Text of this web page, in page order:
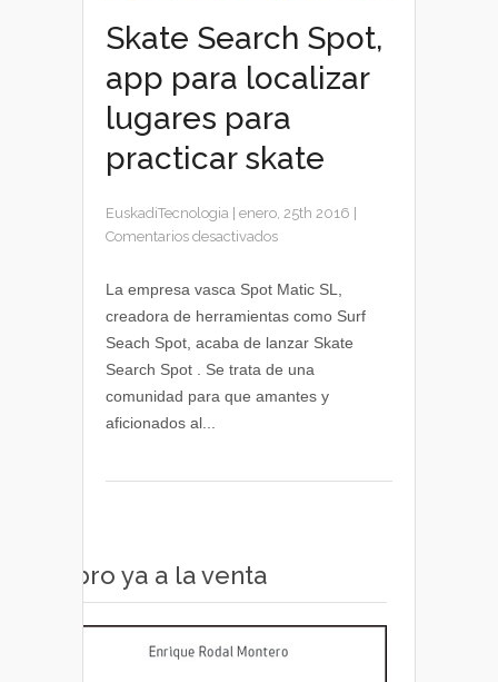
Skate Search Spot,
app para localizar
lugares para
practicar skate
EuskadiTecnologia enero, 25th 2016
Comentarios desactivadosen
Search
para
localizar
lugares
La empresa vasca Spot Matic SL,
creadora de herramientas como Surf
Seach Spot, acaba de lanzar Skate
Search Spot . Se trata de una
comunidad para que amantes y
aficionados al...
Libro ya a la venta